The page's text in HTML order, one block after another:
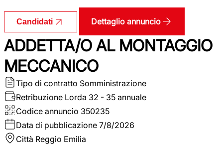
Candidati Dettaglio annuncio
ADDETTA/O AL MONTAGGIO
MECCANICO
Tipo di contratto Somministrazione
Retribuzione Lorda 32 - 35 annuale
Codice annuncio 350235
Data di pubblicazione 7/8/2026
Città Reggio Emilia